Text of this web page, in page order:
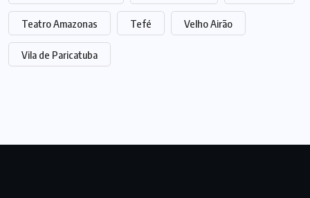
Teatro Amazonas Tefé Velho Airão
Vila de Paricatuba